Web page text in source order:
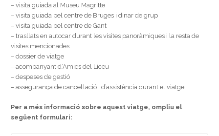
– visita guiada al Museu Magritte
– visita guiada pel centre de Bruges i dinar de grup
– visita guiada pel centre de Gant
– trasllats en autocar durant les visites panoràmiques i la resta de
visites mencionades
– dossier de viatge
– acompanyant d’Amics del Liceu
– despeses de gestió
– assegurança de cancel·lació i d’assistència durant el viatge
Per a més informació sobre aquest viatge, ompliu el
següent formulari: